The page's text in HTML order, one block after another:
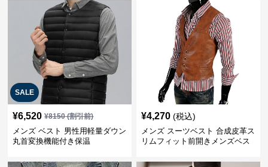
SALE
¥6,520 ¥8150(割引前)
メンズ ベスト 男性用軽量ダウン
丸首変換機能付き保温
¥4,270 (税込)
メンズ スーツベスト 合成皮革ス
リムフィット前開きメンズベス